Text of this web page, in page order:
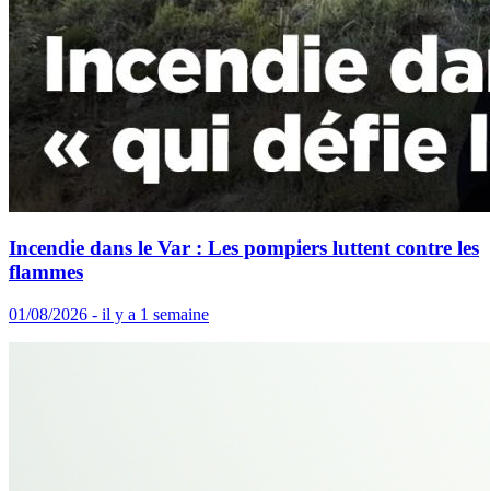
Incendie dans le Var : Les pompiers luttent contre les
flammes
01/08/2026 - il y a 1 semaine